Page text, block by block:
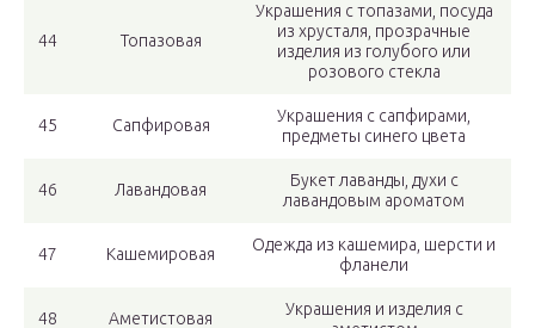
44 Топазовая
Украшения с топазами, посуда
из хрусталя, прозрачные
изделия из голубого или
розового стекла
45 Сапфировая
Украшения с сапфирами,
предметы синего цвета
46 Лавандовая
Букет лаванды, духи с
лавандовым ароматом
47 Кашемировая
Одежда из кашемира, шерсти и
фланели
48 Аметистовая
Украшения и изделия с